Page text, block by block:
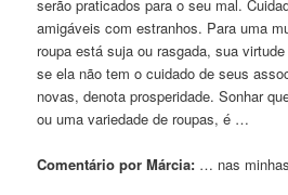
serão praticados para o seu mal.
amigáveis ​​com estranhos. Para uma
roupa está suja ou rasgada, sua
se ela não tem o cuidado de seus
novas, denota prosperidade. Sonhar
ou uma variedade de roupas, é …
Comentário por Márcia: … nas